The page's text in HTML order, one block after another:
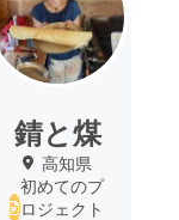
錆と煤
高知県
初めてのプ
ロジェクト